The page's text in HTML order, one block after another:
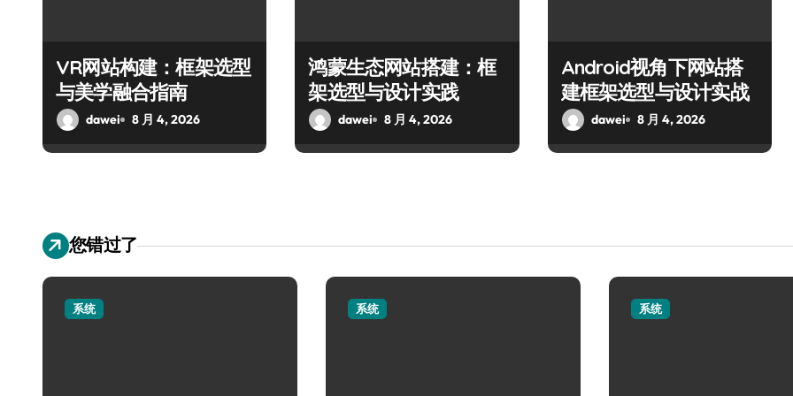
VR网站构建：框架选型
与美学融合指南
dawei 8 月 4, 2026
鸿蒙生态网站搭建：框
架选型与设计实践
dawei 8 月 4, 2026
Android视角下网站搭
建框架选型与设计实战
dawei 8 月 4, 2026
您错过了
系统 系统 系统